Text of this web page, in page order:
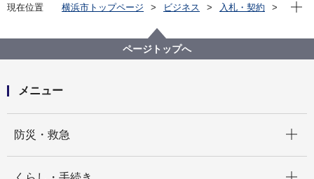
現在位置 横浜市トップページ ビジネス
入札・契約
【契約結果公表】【公募型プロポーザル】情報システ
ムの標準化・共通化に係るシステム移行計画策定支援
現在
ページトップへ
メニュー
防災・救急